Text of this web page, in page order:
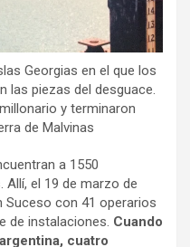
Georgias en el que los
las piezas del desguace.
y terminaron
de Malvinas
a 1550
el 19 de marzo de
Suceso con 41 operarios
de instalaciones. Cuando
cuatro